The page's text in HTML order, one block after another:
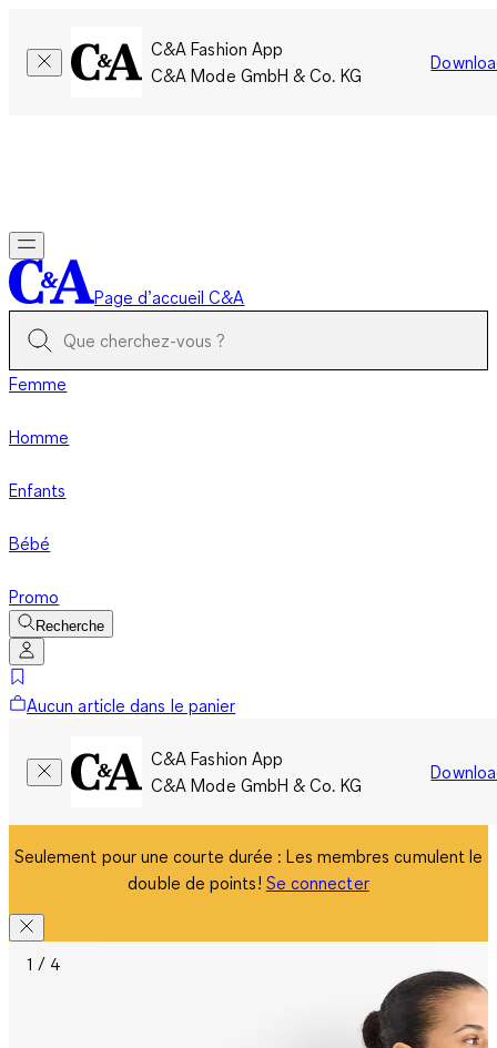
C&A Fashion App
C&A Mode GmbH & Co. KG
Page d’accueil C&A
Femme
Homme
Enfants
Bébé
Promo
Recherche
Aucun article dans le panier
C&A Fashion App
C&A Mode GmbH & Co. KG
Seulement pour une courte durée : Les membres cumulent le
double de points! Se connecter
1 / 4